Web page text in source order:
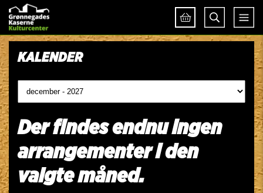
KALENDER
Der findes endnu ingen
arrangementer i den
valgte måned.